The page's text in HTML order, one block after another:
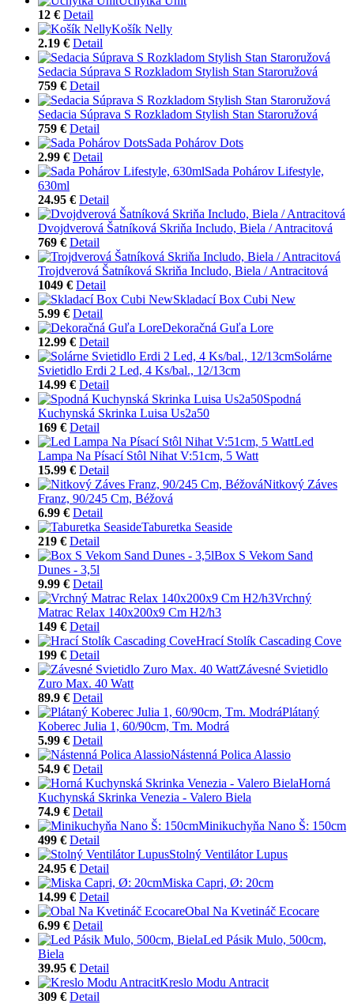
12 € Detail
Košík Nelly
2.19 € Detail
Sedacia Súprava S Rozkladom Stylish Stan Staroružová
759 € Detail
Sedacia Súprava S Rozkladom Stylish Stan Staroružová
759 € Detail
Sada Pohárov Dots
2.99 € Detail
Sada Pohárov Lifestyle,
630ml
24.95 € Detail
Dvojdverová Šatníková Skriňa Includo, Biela / Antracitová
769 € Detail
Trojdverová Šatníková Skriňa Includo, Biela / Antracitová
1049 € Detail
Skladací Box Cubi New
5.99 € Detail
Dekoračná Guľa Lore
12.99 € Detail
Solárne
Svietidlo Erdi 2 Led, 4 Ks/bal., 12/13cm
14.99 € Detail
Spodná
Kuchynská Skrinka Luisa Us2a50
169 € Detail
Led
Lampa Na Písací Stôl Nihat V:51cm, 5 Watt
15.99 € Detail
Nitkový Záves
Franz, 90/245 Cm, Béžová
6.99 € Detail
Taburetka Seaside
219 € Detail
Box S Vekom Sand
Dunes - 3,5l
9.99 € Detail
Vrchný
Matrac Relax 140x200x9 Cm H2/h3
149 € Detail
Hrací Stolík Cascading Cove
199 € Detail
Závesné Svietidlo
Zuro Max. 40 Watt
89.9 € Detail
Plátaný
Koberec Julia 1, 60/90cm, Tm. Modrá
5.99 € Detail
Nástenná Polica Alassio
54.9 € Detail
Horná
Kuchynská Skrinka Venezia - Valero Biela
74.9 € Detail
Minikuchyňa Nano Š: 150cm
499 € Detail
Stolný Ventilátor Lupus
24.95 € Detail
Miska Capri, Ø: 20cm
14.99 € Detail
Obal Na Kvetináč Ecocare
6.99 € Detail
Led Pásik Mulo, 500cm,
Biela
39.95 € Detail
Kreslo Modu Antracit
309 € Detail